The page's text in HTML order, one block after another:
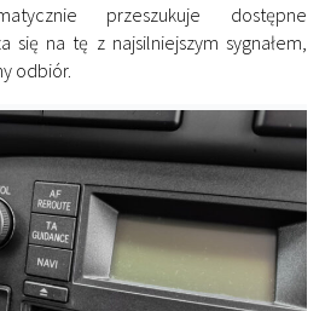
przeszukuje dostępne
się na tę z najsilniejszym sygnałem,
odbiór.